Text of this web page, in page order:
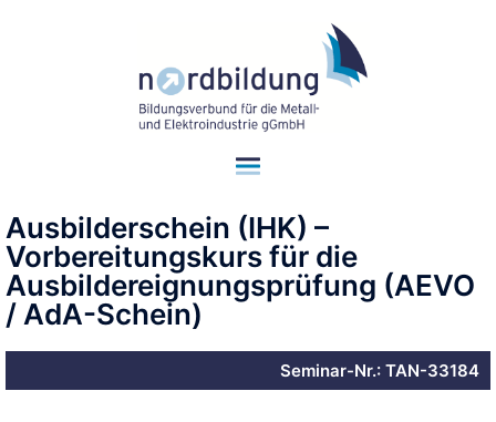
Ausbilderschein (IHK) –
Vorbereitungskurs für die
Ausbildereignungsprüfung (AEVO
/ AdA-Schein)
Seminar-Nr.: TAN-33184